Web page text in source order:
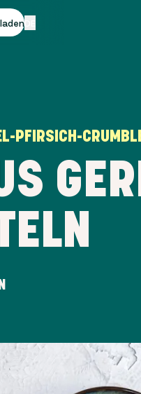
PFIRSICH-